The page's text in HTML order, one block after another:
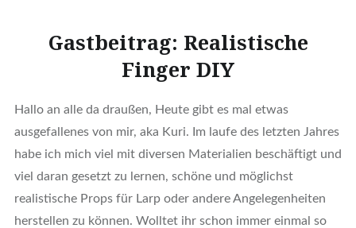
Gastbeitrag: Realistische
Finger DIY
Hallo an alle da draußen, Heute gibt es mal etwas
ausgefallenes von mir, aka Kuri. Im laufe des letzten Jahres
habe ich mich viel mit diversen Materialien beschäftigt und
viel daran gesetzt zu lernen, schöne und möglichst
realistische Props für Larp oder andere Angelegenheiten
herstellen zu können. Wolltet ihr schon immer einmal so